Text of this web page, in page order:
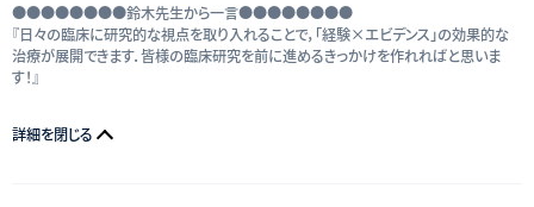
●●●●●●●●鈴木先生から一言●●●●●●●●
『日々の臨床に研究的な視点を取り入れることで，「経験×エビデンス」の効果的な
治療が展開できます．皆様の臨床研究を前に進めるきっかけを作れればと思いま
す！』
詳細を閉じる